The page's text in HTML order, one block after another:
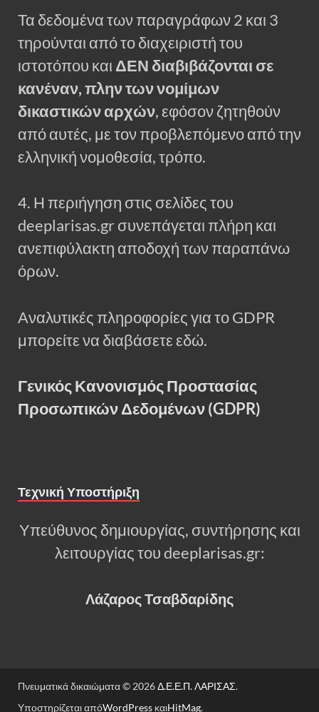
Τα δεδομένα των παραγράφων 2 και 3
τηρούνται από το διαχειριστή του
ιστοτόπου και ΔΕΝ διαβιβάζονται σε
κανέναν, πλην των νομίμων
δικαστικών αρχών, εφόσον ζητηθούν
από αυτές, με τον προβλεπόμενο από την
ελληνική νομοθεσία, τρόπο.
4. Η περιήγηση στις σελίδες του
deeplarisas.gr συνεπάγεται πλήρη και
ανεπιφύλακτη αποδοχή των παραπάνω
όρων.
Αναλυτικές πληροφορίες για το GDPR
μπορείτε να διαβάσετε εδώ.
Γενικός Κανονισμός Προστασίας
Προσωπικών Δεδομένων (GDPR)
Τεχνική Υποστήριξη
Υπεύθυνος δημιουργίας, συντήρησης και
λειτουργίας του deeplarisas.gr:
Λάζαρος Τσαβδαρίδης
Πνευματικά δικαιώματα © 2026Δ.Ε.Ε.Π. ΛΑΡΙΣΑΣ.
Υποστηρίζεται απόWordPress καιHitMag.